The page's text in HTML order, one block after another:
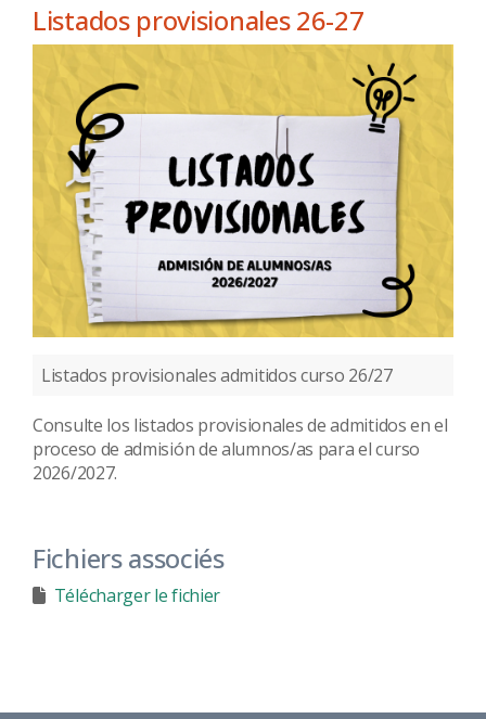
Listados provisionales 26-27
Listados provisionales admitidos curso 26/27
Consulte los listados provisionales de admitidos en el
proceso de admisión de alumnos/as para el curso
2026/2027.
Fichiers associés
Télécharger le fichier